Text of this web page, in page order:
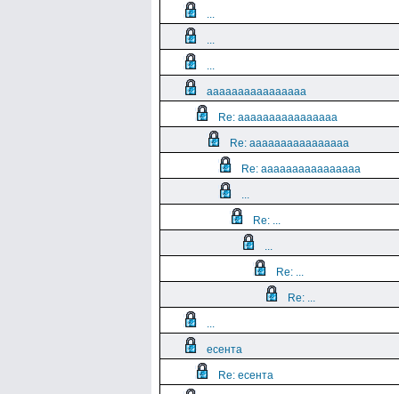
...
...
...
aaaaaaaaaaaaaaaa
Re: aaaaaaaaaaaaaaaa
Re: aaaaaaaaaaaaaaaa
Re: aaaaaaaaaaaaaaaa
...
Re: ...
...
Re: ...
Re: ...
...
есента
Re: есента